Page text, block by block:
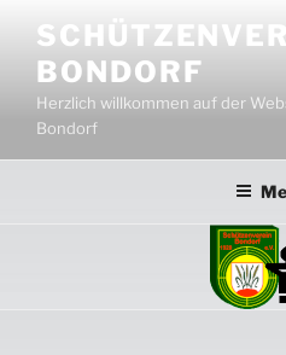
Inhalt
springenBONDORF
Herzlich willkommen auf der
Bondorf